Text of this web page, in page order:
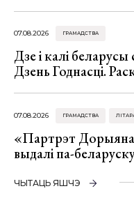
07.08.2026 ГРАМАДСТВА
Дзе і калі беларусы
Дзень Годнасці.
07.08.2026 ГРАМАДСТВА
«Партрэт
выдалі па-
ЧЫТАЦЬ ЯШЧЭ